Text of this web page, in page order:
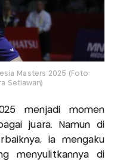
Masters 2025 (Foto:
Setiawan)
menjadi momen
juara. Namun di
ia mengaku
menyulitkannya di